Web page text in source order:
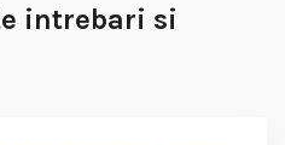
intrebari si